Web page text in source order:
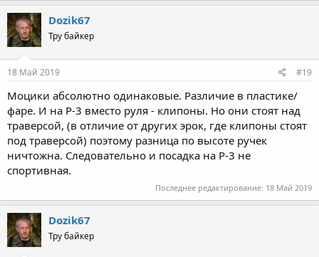
Dozik67
Тру байкер
18 Май 2019 #19
Моцики абсолютно одинаковые. Различие в пластике/
фаре. И на Р-3 вместо руля - клипоны. Но они стоят над
траверсой, (в отличие от других эрок, где клипоны стоят
под траверсой) поэтому разница по высоте ручек
ничтожна. Следовательно и посадка на Р-3 не
спортивная.
Последнее редактирование: 18 Май 2019
Dozik67
Тру байкер